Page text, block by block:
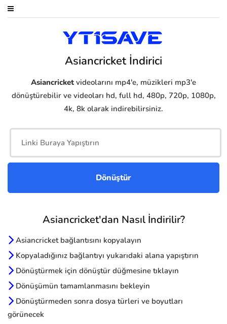
Asiancricket İndirici
Asiancricket videolarını mp4'e, müzikleri mp3'e
dönüştürebilir ve videoları hd, full hd, 480p, 720p, 1080p,
4k, 8k olarak indirebilirsiniz.
Asiancricket'dan Nasıl İndirilir?
Asiancricket bağlantısını kopyalayın
Kopyaladığınız bağlantıyı yukarıdaki alana yapıştırın
Dönüştürmek için dönüştür düğmesine tıklayın
Dönüşümün tamamlanmasını bekleyin
Dönüştürmeden sonra dosya türleri ve boyutları
görünecek